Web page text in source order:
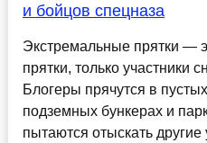
и бойцов спецназа
Экстремальные прятки —
прятки, только участники
Блогеры прячутся в
подземных бункерах и
пытаются отыскать